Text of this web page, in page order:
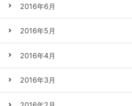
2016年6月
2016年5月
2016年4月
2016年3月